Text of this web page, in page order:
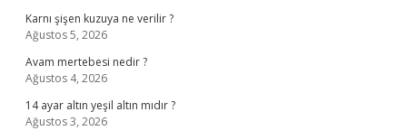
Karnı şişen kuzuya ne verilir ?
Ağustos 5, 2026
Avam mertebesi nedir ?
Ağustos 4, 2026
14 ayar altın yeşil altın mıdır ?
Ağustos 3, 2026